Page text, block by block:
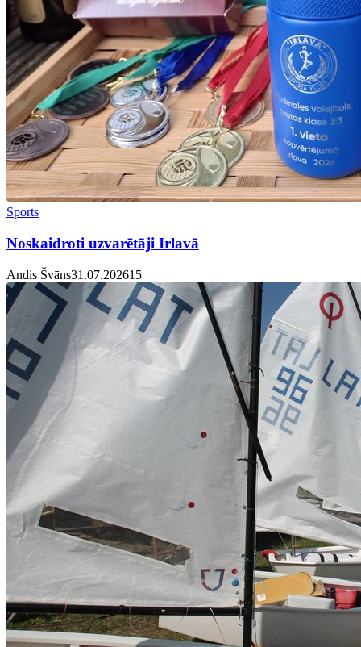
Sports
Noskaidroti uzvarētāji Irlavā
Andis Švāns31.07.20261 5